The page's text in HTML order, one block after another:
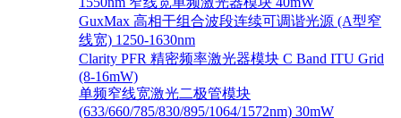
GuxMax 高相干组合波段连续可调谐光源 (A型窄
线宽) 1250-1630nm
Clarity PFR 精密频率激光器模块 C Band ITU Grid
(8-16mW)
单频窄线宽激光二极管模块
(633/660/785/830/895/1064/1572nm) 30mW